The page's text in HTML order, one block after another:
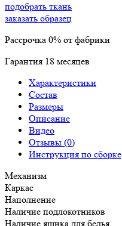
подобрать ткань
заказать образец
Рассрочка 0% от фабрики
Гарантия 18 месяцев
Характеристики
Состав
Размеры
Описание
Видео
Отзывы (0)
Инструкция по сборке
Механизм
Каркас
Наполнение
Наличие подлокотников
Наличие ящика для белья